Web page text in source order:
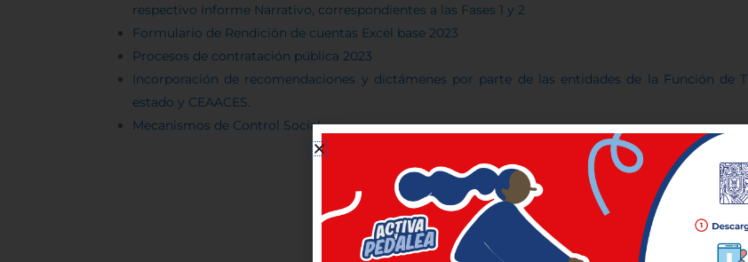
respectivo Informe Narrativo, correspondientes a las Fases 1 y 2
Formulario de Rendición de cuentas Excel base 2023
Procesos de contratación pública 2023
Incorporación de recomendaciones y dictámenes por parte de las entidades de la Función de
estado y CEAACES.
Mecanismos de Control Social